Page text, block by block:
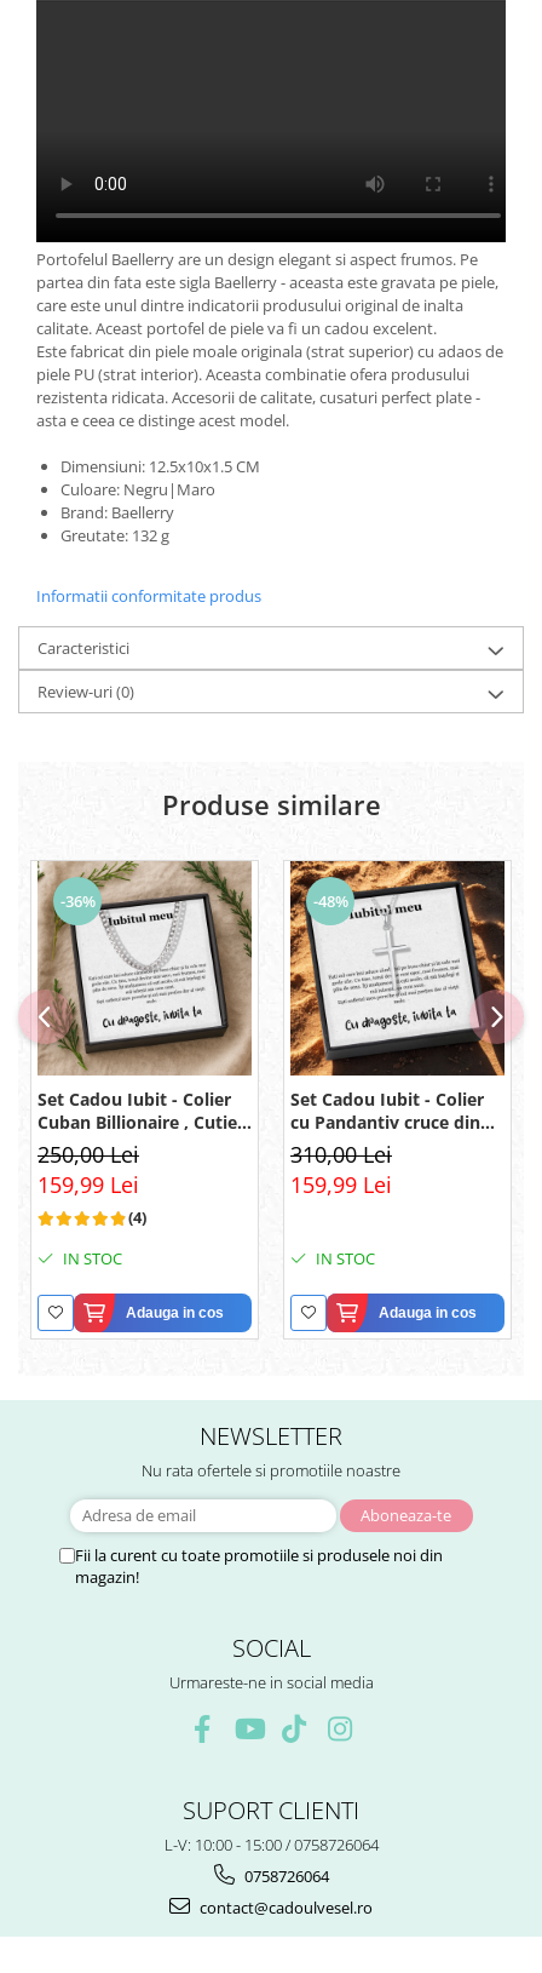
Portofelul Baellerry are un design elegant si aspect frumos. Pe
partea din fata este sigla Baellerry - aceasta este gravata pe piele,
care este unul dintre indicatorii produsului original de inalta
calitate. Aceast portofel de piele va fi un cadou excelent.
Este fabricat din piele moale originala (strat superior) cu adaos de
piele PU (strat interior). Aceasta combinatie ofera produsului
rezistenta ridicata. Accesorii de calitate, cusaturi perfect plate -
asta e ceea ce distinge acest model.
Dimensiuni: 12.5x10x1.5 CM
Culoare: Negru|Maro
Brand: Baellerry
Greutate: 132 g
Informatii conformitate produs
Caracteristici
Review-uri(0)
Produse similare
-36%
Set Cadou Iubit - Colier
Cuban Billionaire , Cutie
Elegantă și Mesaj
250,00 Lei
159,99 Lei
(4)
IN STOC
Adauga in cos
-48%
Set Cadou Iubit - Colier
cu Pandantiv cruce din
argint 925, Pacea
sufletului, placat cu
rodiu, Cutie Elegantă și
310,00 Lei
159,99 Lei
IN STOC
Adauga in cos
NEWSLETTER
Nu rata ofertele si promotiile noastre
Fii la curent cu toate promotiile si produsele noi din
magazin!
SOCIAL
Urmareste-ne in social media
SUPORT CLIENTI
L-V: 10:00 - 15:00 / 0758726064
0758726064
contact@cadoulvesel.ro